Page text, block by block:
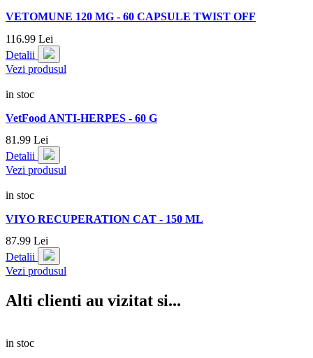
VETOMUNE 120 MG - 60 CAPSULE TWIST OFF
116.99 Lei
Detalii
Vezi produsul
in stoc
VetFood ANTI-HERPES - 60 G
81.99 Lei
Detalii
Vezi produsul
in stoc
VIYO RECUPERATION CAT - 150 ML
87.99 Lei
Detalii
Vezi produsul
Alti clienti au vizitat si...
in stoc